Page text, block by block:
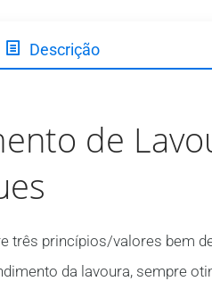
Descrição
de
três princípios/valores bem
da lavoura, sempre